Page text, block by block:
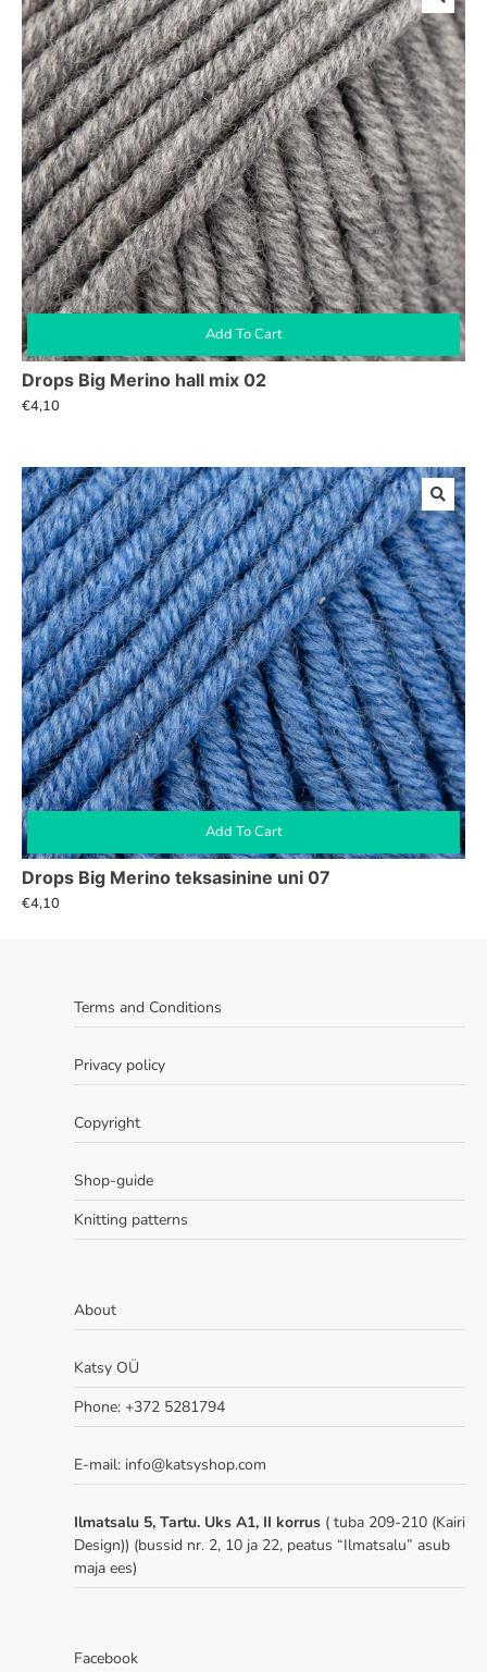
Add To Cart
Drops Big Merino hall mix 02
€4,10
Add To Cart
Drops Big Merino teksasinine uni 07
€4,10
Terms and Conditions
Privacy policy
Copyright
Shop-guide
Knitting patterns
About
Katsy OÜ
Phone: +372 5281794
E-mail: info@katsyshop.com
Ilmatsalu 5, Tartu. Uks A1, II korrus ( tuba 209-210 (Kairi
Design)) (bussid nr. 2, 10 ja 22, peatus “Ilmatsalu” asub
maja ees)
Facebook